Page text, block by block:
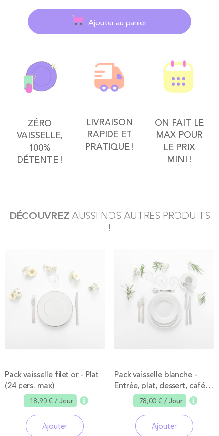
Ajouter au panier
ZÉRO
VAISSELLE,
100%
DÉTENTE !
LIVRAISON
RAPIDE ET
PRATIQUE !
ON FAIT LE
MAX POUR
LE PRIX
MINI !
DÉCOUVREZAUSSI NOS AUTRES PRODUITS
!
Pack vaisselle filet or - Plat
(24 pers. max)
18,90 €/ Jour
Ajouter
Pack vaisselle blanche -
Entrée, plat, dessert, café
24 pers. max
78,00 €/ Jour
Ajouter